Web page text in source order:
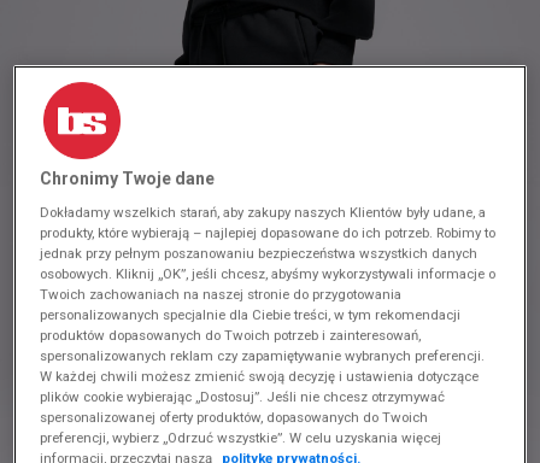
Chronimy Twoje dane
Dokładamy wszelkich starań, aby zakupy naszych Klientów były udane, a
produkty, które wybierają – najlepiej dopasowane do ich potrzeb. Robimy to
jednak przy pełnym poszanowaniu bezpieczeństwa wszystkich danych
osobowych. Kliknij „OK”, jeśli chcesz, abyśmy wykorzystywali informacje o
Twoich zachowaniach na naszej stronie do przygotowania
personalizowanych specjalnie dla Ciebie treści, w tym rekomendacji
produktów dopasowanych do Twoich potrzeb i zainteresowań,
spersonalizowanych reklam czy zapamiętywanie wybranych preferencji.
W każdej chwili możesz zmienić swoją decyzję i ustawienia dotyczące
plików cookie wybierając „Dostosuj”. Jeśli nie chcesz otrzymywać
spersonalizowanej oferty produktów, dopasowanych do Twoich
preferencji, wybierz „Odrzuć wszystkie”. W celu uzyskania więcej
informacji, przeczytaj naszą
politykę prywatności.